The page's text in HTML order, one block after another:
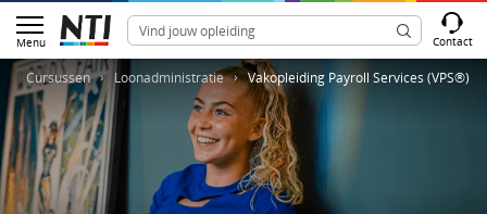
Menu Contact
Cursussen Loonadministratie Vakopleiding Payroll Services (VPS®)